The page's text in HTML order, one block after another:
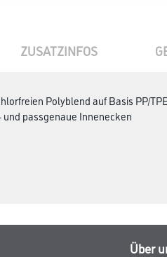
ZUSATZINFOS
Polyblend auf Basis PP/
passgenaue Innenecken
Über